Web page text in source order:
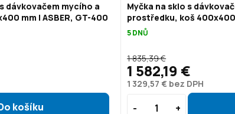
dávkovačem mycího a
mm | ASBER, GT-400
Myčka na sklo s
prostředku, koš 400x400
5 DNŮ
1 329,57 € bez DPH
1 835,39 €
1 582,19 €